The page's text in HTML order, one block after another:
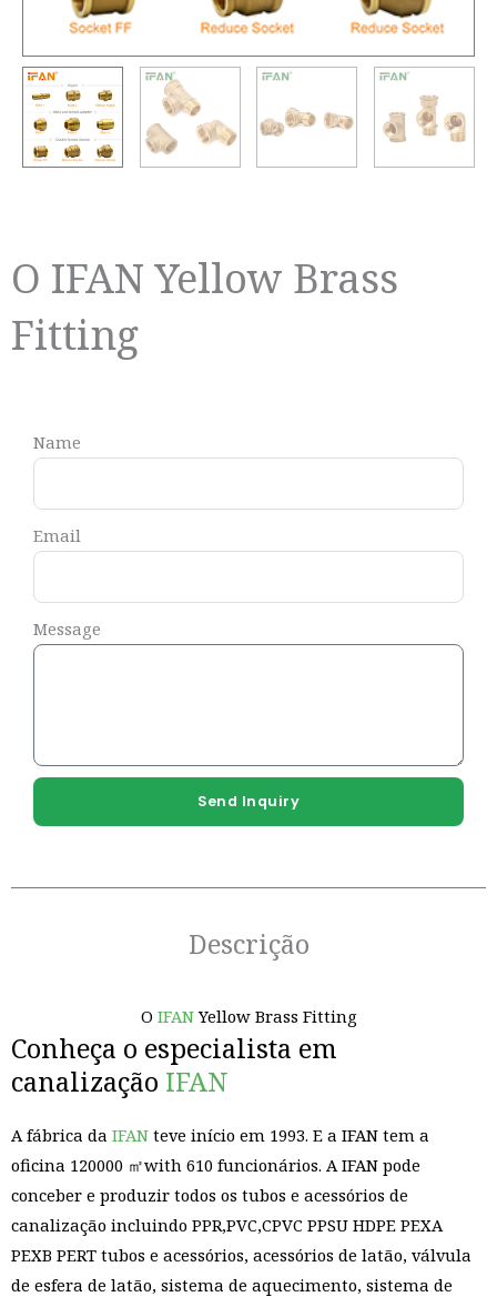
O IFAN Yellow Brass
Fitting
Name
Email
Message
Send Inquiry
Descrição
O IFANYellow Brass Fitting
Conheça o especialista em
canalização IFAN
A fábrica da IFAN teve início em 1993. E a IFAN tem a
oficina 120000 ㎡with 610 funcionários. A IFAN pode
conceber e produzir todos os tubos e acessórios de
canalização incluindo PPR,PVC,CPVC PPSU HDPE PEXA
PEXB PERT tubos e acessórios, acessórios de latão, válvula
de esfera de latão, sistema de aquecimento, sistema de